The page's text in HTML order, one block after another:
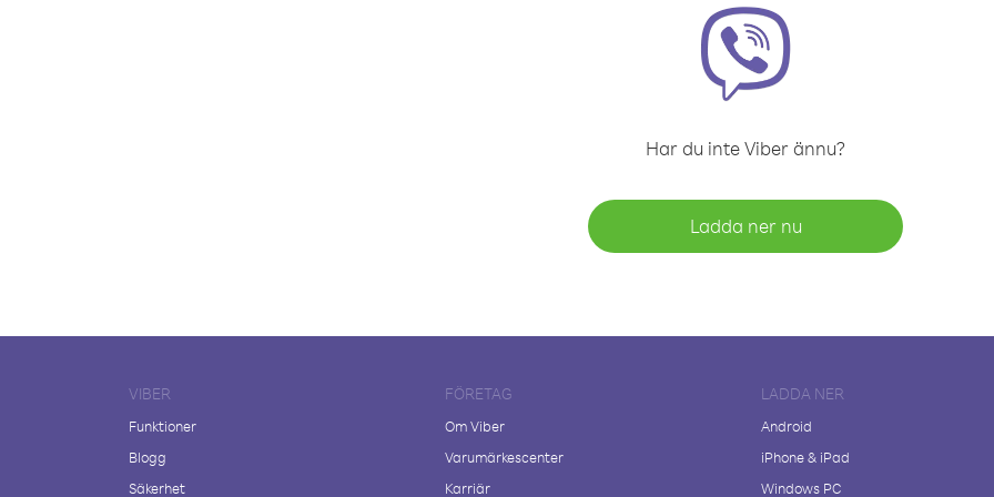
Har du inte Viber ännu?
Ladda ner nu
VIBER
Funktioner
Blogg
Säkerhet
FÖRETAG
Om Viber
Varumärkescenter
Karriär
LADDA NER
Android
iPhone & iPad
Windows PC